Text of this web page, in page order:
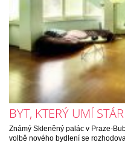
BYT, KTERÝ UMÍ
Známý Skleněný palác v Praze-
volbě nového bydlení se